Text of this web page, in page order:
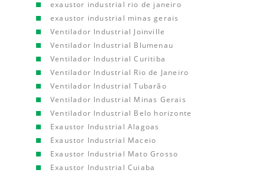
exaustor industrial rio de janeiro
exaustor industrial minas gerais
Ventilador Industrial Joinville
Ventilador Industrial Blumenau
Ventilador Industrial Curitiba
Ventilador Industrial Rio de Janeiro
Ventilador Industrial Tubarão
Ventilador Industrial Minas Gerais
Ventilador Industrial Belo horizonte
Exaustor Industrial Alagoas
Exaustor Industrial Maceio
Exaustor Industrial Mato Grosso
Exaustor Industrial Cuiaba